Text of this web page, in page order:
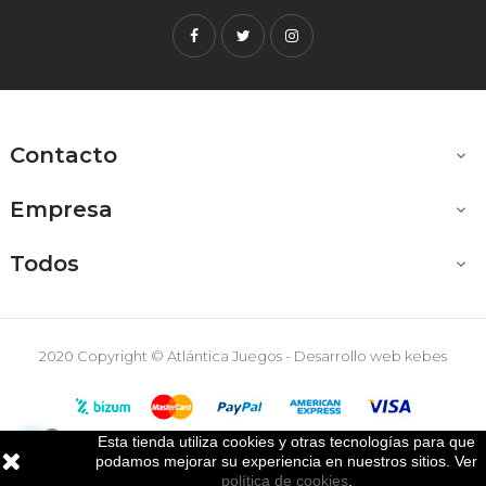
FacebookTwitterInstagram
Contacto 
Empresa 
Todos 
Esta tienda utiliza cookies y otras tecnologías para que
podamos mejorar su experiencia en nuestros sitios. Ver
política de cookies.
2020 Copyright © Atlántica Juegos - Desarrollo web kebes